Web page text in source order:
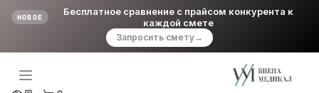
НОВОЕ
Бесплатное сравнение с прайсом конкурента к
каждой смете
Запросить смету→